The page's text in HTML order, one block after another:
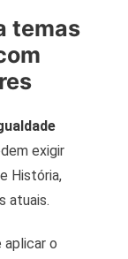
temas
exigir
História,
atuais.
aplicar o